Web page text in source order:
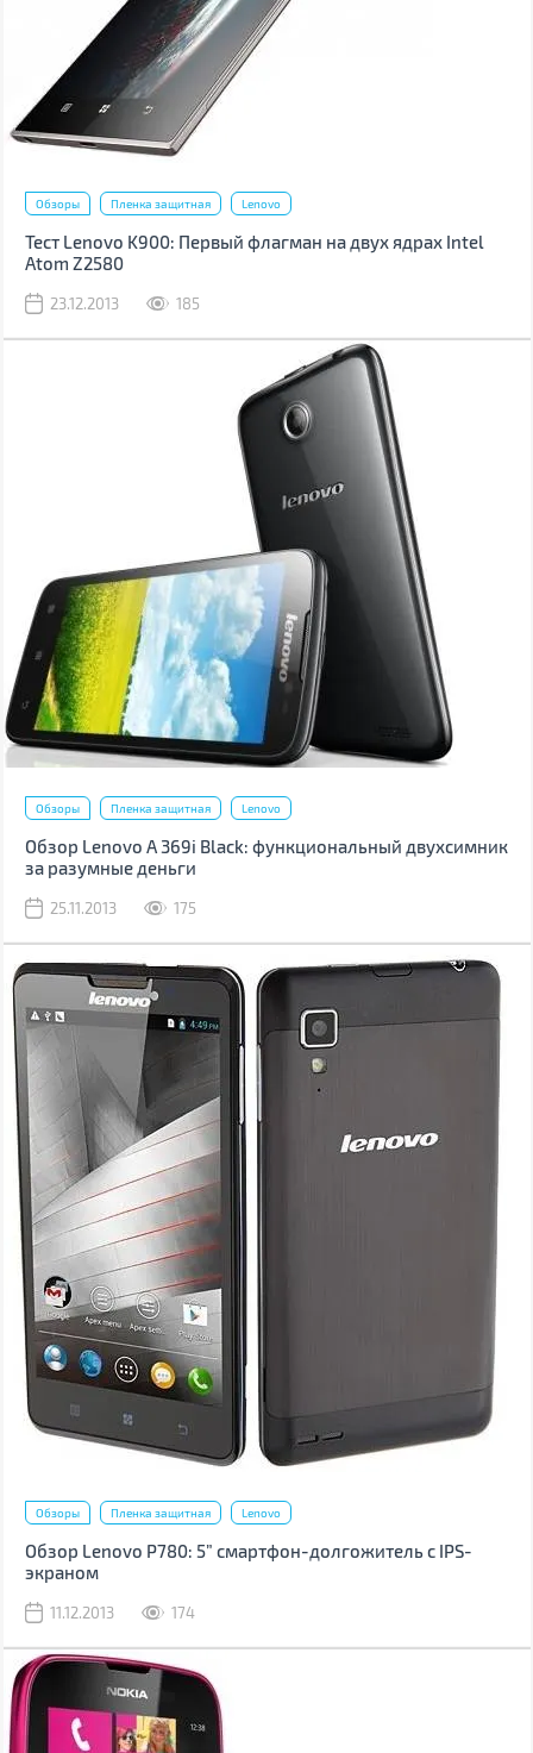
Обзоры Пленка защитная Lenovo
Тест Lenovo K900: Первый флагман на двух ядрах Intel
Atom Z2580
23.12.2013 185
Обзоры Пленка защитная Lenovo
Обзор Lenovo A 369i Black: функциональный двухсимник
за разумные деньги
25.11.2013 175
Обзоры Пленка защитная Lenovo
Обзор Lenovo P780: 5” смартфон-долгожитель с IPS-
экраном
11.12.2013 174